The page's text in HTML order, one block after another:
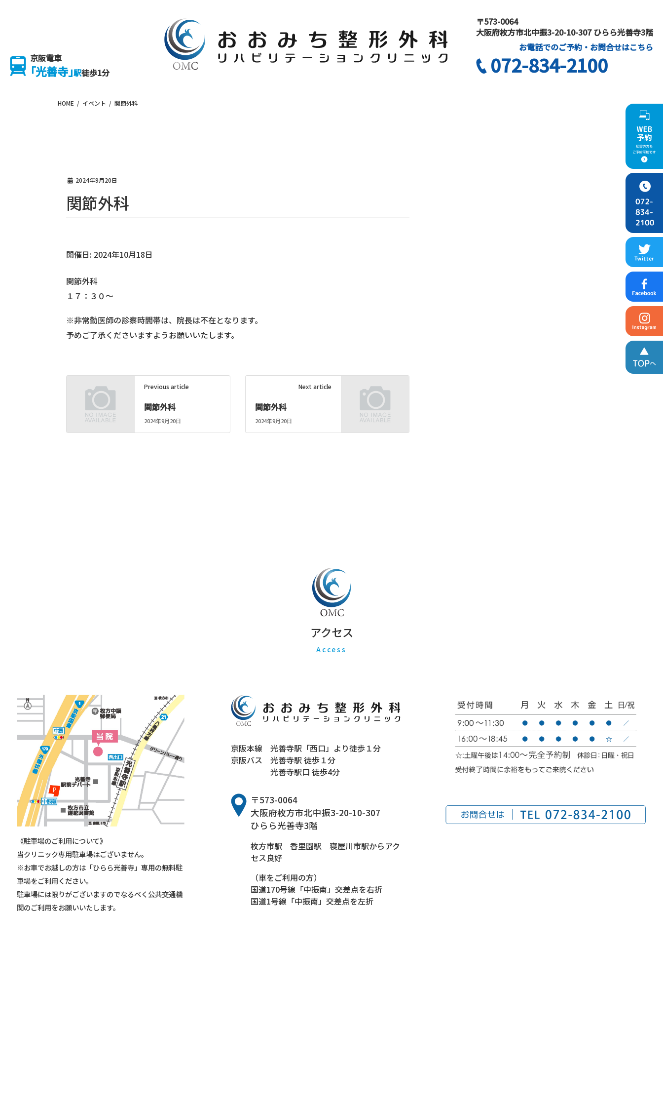
京阪電車
「光善寺」駅徒歩1分
〒573-0064
大阪府枚方市北中振3-20-10-307 ひらら光善寺3階
お電話でのご予約・お問合せはこちら
072-834-2100
HOME イベント 関節外科
2024年9月20日
関節外科
開催日: 2024年10月18日
関節外科
１７：３０～
※非常勤医師の診察時間帯は、院長は不在となります。
予めご了承くださいますようお願いいたします。
Previous article
関節外科
2024年9月20日
Next article
関節外科
2024年9月20日
アクセス
Access
《駐車場のご利用について》
当クリニック専用駐車場はございません。
※お車でお越しの方は「ひらら光善寺」専用の無料駐
車場をご利用ください。
駐車場には限りがございますのでなるべく公共交通機
関のご利用をお願いいたします。
京阪本線
光善寺駅「西口」より徒歩１分
京阪バス
光善寺駅 徒歩１分
光善寺駅口 徒歩4分
〒573-0064
大阪府枚方市北中振3-20-10-307
ひらら光善寺3階
枚方市駅 香里園駅 寝屋川市駅からアク
セス良好
（車をご利用の方）
国道170号線「中振南」交差点を右折
国道1号線「中振南」交差点を左折